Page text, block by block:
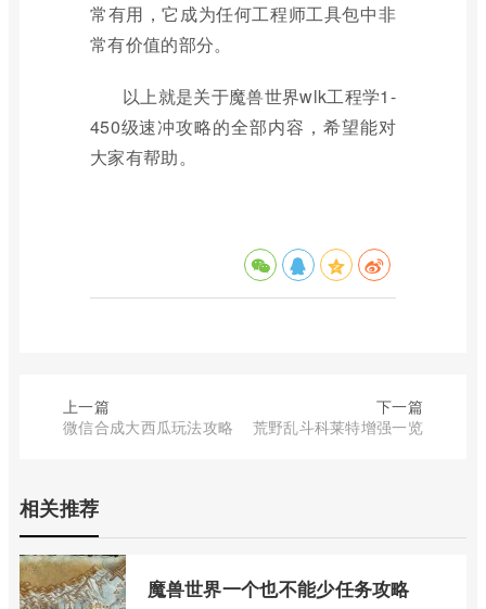
常有用，它成为任何工程师工具包中非
常有价值的部分。
以上就是关于魔兽世界wlk工程学1-
450级速冲攻略的全部内容，希望能对
大家有帮助。
上一篇
微信合成大西瓜玩法攻略
下一篇
荒野乱斗科莱特增强一览
相关推荐
魔兽世界一个也不能少任务攻略